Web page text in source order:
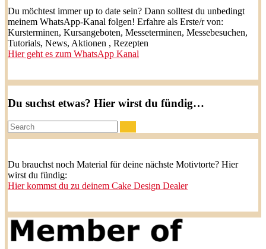
Du möchtest immer up to date sein? Dann solltest du unbedingt
meinem WhatsApp-Kanal folgen! Erfahre als Erste/r von:
Kursterminen, Kursangeboten, Messeterminen, Messebesuchen,
Tutorials, News, Aktionen , Rezepten
Hier geht es zum WhatsApp Kanal
Du suchst etwas? Hier wirst du fündig…
Search:
Du brauchst noch Material für deine nächste Motivtorte? Hier
wirst du fündig:
Hier kommst du zu deinem Cake Design Dealer